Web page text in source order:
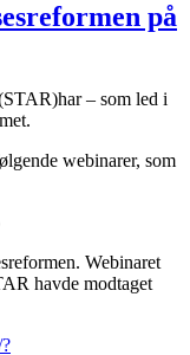
på
– som led i
webinarer, som
Webinaret
havde modtaget